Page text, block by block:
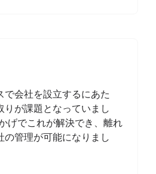
で会社を設立するにあた
りが課題となっていまし
げでこれが解決でき、離れ
の管理が可能になりまし